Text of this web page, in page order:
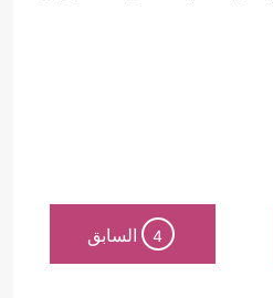
4 السابق